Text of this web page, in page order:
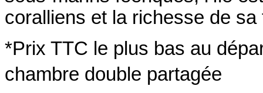
coralliens et la richesse de
*Prix TTC le plus bas au
chambre double